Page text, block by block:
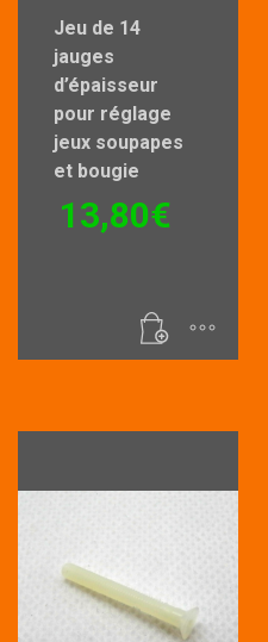
Jeu de 14
jauges
d’épaisseur
pour réglage
jeux soupapes
et bougie
13,80€